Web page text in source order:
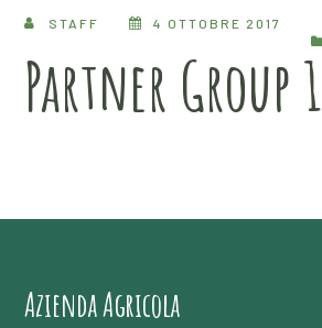
STAFF 4 OTTOBRE 2017
Partner Group 1
Azienda Agricola